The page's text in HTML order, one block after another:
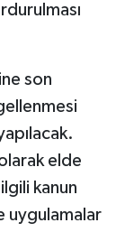
son
elde
kanun
uygulamalar